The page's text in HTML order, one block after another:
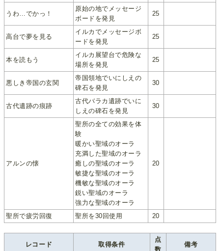
うわ…でかっ！
原始の地でメッセージ
ボードを発見
25
高台で夢を見る
イルカでメッセージボ
ードを発見
25
本を読もう
イルカ展望台で危険な
場所を発見
25
悪しき帝国の玄関
帝国領地でいにしえの
碑石を発見
30
古代遺跡の痕跡
古代バラカ遺跡でいに
しえの碑石を発見
30
アルンの懐
聖所の全ての効果を体
験
暖かい聖域のオーラ
充満した聖域のオーラ
癒しの聖域のオーラ
敏捷な聖域のオーラ
機敏な聖域のオーラ
鋭い聖域のオーラ
強力な聖域のオーラ
20
聖所で疲労回復 聖所を30回使用 20
レコード 取得条件
点
数
備考